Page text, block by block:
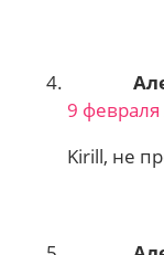
9
Kirill, не